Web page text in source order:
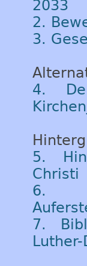
2033
2.
3.
4.
5.
Christi
6.
7.